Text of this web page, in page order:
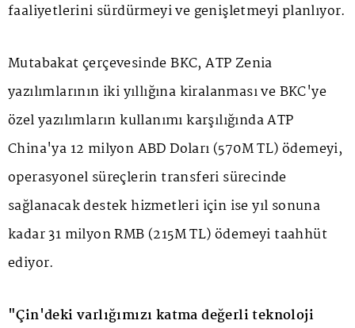
faaliyetlerini sürdürmeyi ve genişletmeyi planlıyor.
Mutabakat çerçevesinde BKC, ATP Zenia
yazılımlarının iki yıllığına kiralanması ve BKC'ye
özel yazılımların kullanımı karşılığında ATP
China'ya 12 milyon ABD Doları (570M TL) ödemeyi,
operasyonel süreçlerin transferi sürecinde
sağlanacak destek hizmetleri için ise yıl sonuna
kadar 31 milyon RMB (215M TL) ödemeyi taahhüt
ediyor.
"Çin'deki varlığımızı katma değerli teknoloji